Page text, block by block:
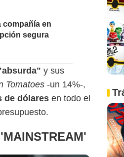
compañía en
segura
y sus
Tomatoes -un 14%-,
de dólares en todo el